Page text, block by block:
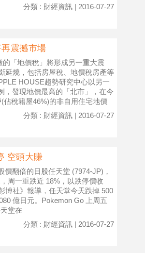
分類 : 財經資訊 | 2016-07-27
震撼市場
的「地價稅」將形成另一重大震
延燒，包括房屋稅、地價稅房產等
HOUSE趨勢研究中心以另一
，發現地價最高的「北市」，在今
佔稅籍屋46%)的非自用住宅地價
分類 : 財經資訊 | 2016-07-27
空頭大賺
價翻倍的日股任天堂 (7974-JP)，
周一重跌近 18%，以跌停價收
博社》報導，任天堂今天跌掉 500
億日元。Pokemon Go 上周五
堂在
分類 : 財經資訊 | 2016-07-27